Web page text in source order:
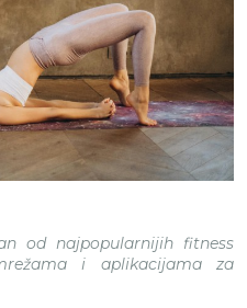
od najpopularnijih fitness
i aplikacijama za